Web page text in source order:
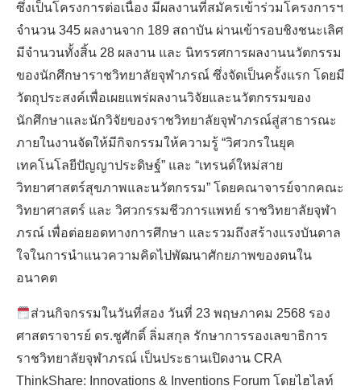
ซึ่งเป็นโครงการต่อเนื่อง มีผลงานที่สมัครเข้าร่วมโครงการฯ
จำนวน 345 ผลงานจาก 189 สถาบัน ผ่านเข้ารอบชิงชนะเลิศ
มีจำนวนทั้งสิ้น 28 ผลงาน และ นิทรรศการผลงานนวัตกรรม
ของนักศึกษาราชวิทยาลัยจุฬาภรณ์ ซึ่งจัดเป็นครั้งแรก โดยมี
วัตถุประสงค์เพื่อเผยแพร่ผลงานวิจัยและนวัตกรรมของ
นักศึกษาและนักวิจัยของราชวิทยาลัยจุฬาภรณ์สู่สาธารณะ
ภายในงานจัดให้มีกิจกรรมให้ความรู้ “วิศวกรในยุค
เทคโนโลยีปัญญาประดิษฐ์” และ “เทรนด์ใหม่สาย
วิทยาศาสตร์สุขภาพและนวัตกรรม” โดยคณาจารย์จากคณะ
วิทยาศาสตร์ และ วิศวกรรมชีวการแพทย์ ราชวิทยาลัยจุฬา
ภรณ์ เพื่อต่อยอดทางการศึกษา และรวมถึงสร้างแรงบันดาล
ใจในการนำแนวความคิดไปพัฒนาศักยภาพของตนใน
อนาคต
ส่วนกิจกรรมในวันที่สอง วันที่ 23 พฤษภาคม 2568 รอง
ศาสตราจารย์ ดร.ชูศักดิ์ ลิ่มสกุล รักษาการรองเลขาธิการ
ราชวิทยาลัยจุฬาภรณ์ เป็นประธานเปิดงาน CRA
ThinkShare: Innovations & Inventions Forum โดยไฮไลท์